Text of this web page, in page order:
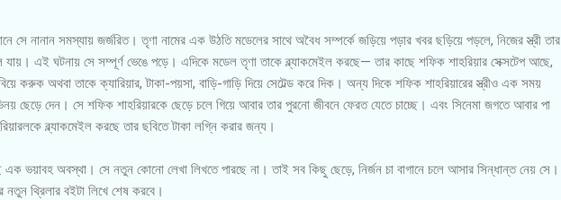
সে নানান সমস্যায় জর্জরিত। তৃণা নামের এক উঠতি মডেলের সাথে অবৈধ সম্পর্কে জড়িয়ে পড়ার খবর ছড়িয়ে পড়লে, নিজের স্ত্রী তার
যায়। এই ঘটনায় সে সম্পূর্ণ ভেঙে পড়ে। এদিকে মডেল তৃণা তাকে ব্ল্যাকমেইল করছে— তার কাছে শফিক শাহরিয়ার সেক্সটেপ আছে,
করুক অথবা তাকে ক্যারিয়ার, টাকা-পয়সা, বাড়ি-গাড়ি দিয়ে সেটেল্ড করে দিক। অন্য দিকে শফিক শাহরিয়ারের স্ত্রীও এক সময়
ছেড়ে দেন। সে শফিক শাহরিয়ারকে ছেড়ে চলে গিয়ে আবার তার পুরনো জীবনে ফেরত যেতে চাচ্ছে। এবং সিনেমা জগতে আবার পা
ব্ল্যাকমেইল করছে তার ছবিতে টাকা লগ্নি করার জন্য।
এক ভয়াবহ অবস্থা। সে নতুন কোনো লেখা লিখতে পারছে না। তাই সব কিছু ছেড়ে, নির্জন চা বাগানে চলে আসার সিন্ধান্ত নেয় সে।
থ্রিলার বইটা লিখে শেষ করবে।